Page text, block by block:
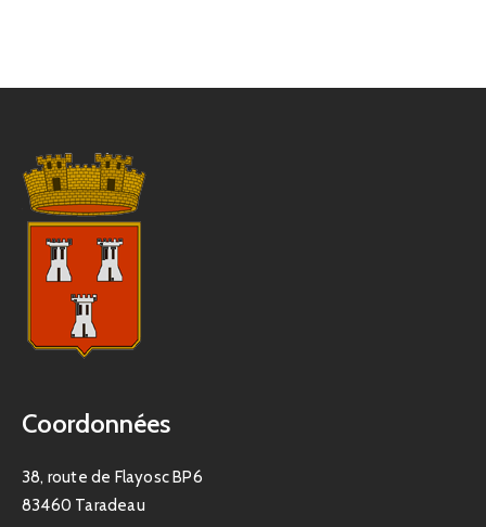
Coordonnées
38, route de Flayosc BP6
83460 Taradeau